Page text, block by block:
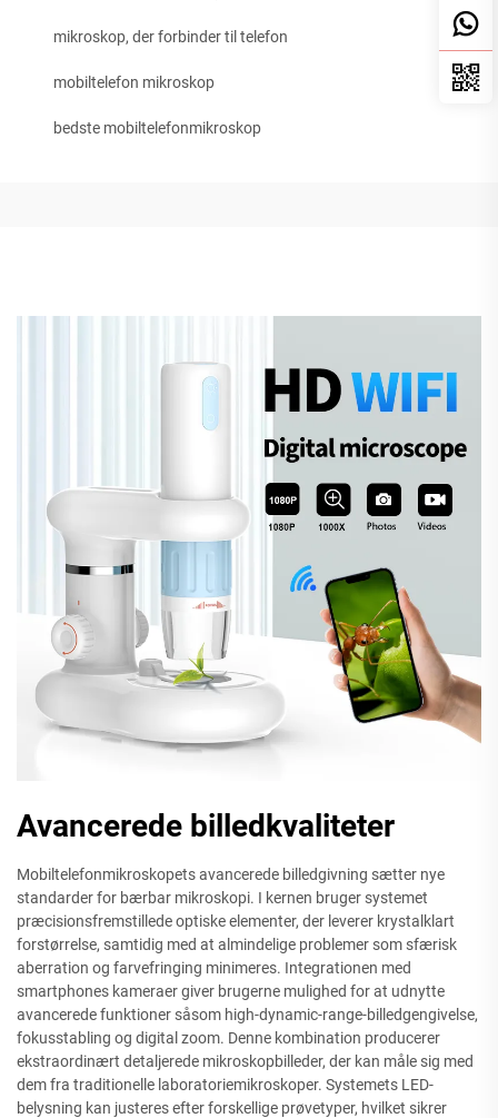
mikroskop, der forbinder til telefon
mobiltelefon mikroskop
bedste mobiltelefonmikroskop
Avancerede billedkvaliteter
Mobiltelefonmikroskopets avancerede billedgivning sætter nye
standarder for bærbar mikroskopi. I kernen bruger systemet
præcisionsfremstillede optiske elementer, der leverer krystalklart
forstørrelse, samtidig med at almindelige problemer som sfærisk
aberration og farvefringing minimeres. Integrationen med
smartphones kameraer giver brugerne mulighed for at udnytte
avancerede funktioner såsom high-dynamic-range-billedgengivelse,
fokusstabling og digital zoom. Denne kombination producerer
ekstraordinært detaljerede mikroskopbilleder, der kan måle sig med
dem fra traditionelle laboratoriemikroskoper. Systemets LED-
belysning kan justeres efter forskellige prøvetyper, hvilket sikrer